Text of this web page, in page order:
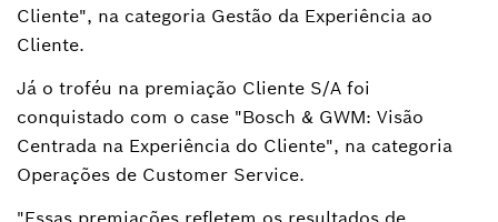
Cliente", na categoria Gestão da Experiência ao
Cliente.
Já o troféu na premiação Cliente S/A foi
conquistado com o case "Bosch & GWM: Visão
Centrada na Experiência do Cliente", na categoria
Operações de Customer Service.